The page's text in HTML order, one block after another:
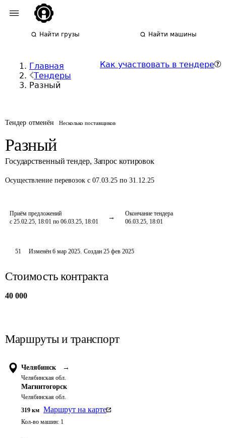
Найти грузы Найти машины
Главная
Тендеры
Разный
Как участвовать в тендере
Тендер отменён Несколько поставщиков
Разный
Государственный тендер, Запрос котировок
Осуществление перевозок с 07.03.25 по 31.12.25
Приём предложений
с 25.02.25, 18:01 по 06.03.25, 18:01
Окончание тендера
06.03.25, 18:01
51 Изменён6 мар 2025. Создан 25 фев 2025
Стоимость контракта
40 000
Маршруты и транспорт
Челябинск →
Челябинская обл.
Магнитогорск
Челябинская обл.
319 км Маршрут на карте
Кол-во машин: 1